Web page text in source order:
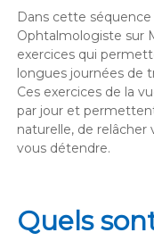
Dans cette
Ophtalmologiste sur
exercices qui
longues journées de
Ces exercices de la
par jour et
naturelle, de
vous détendre.
Quels